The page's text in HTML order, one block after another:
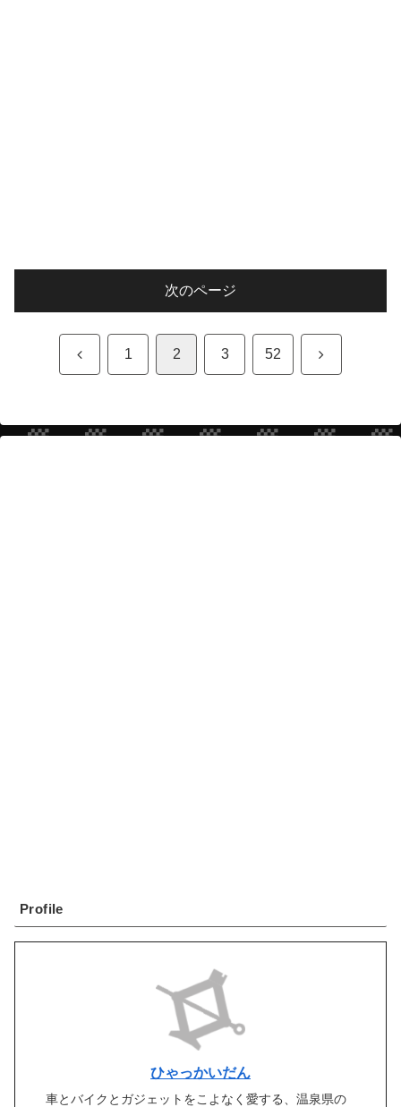
次のページ
前 1 2 3 52 次
Profile
ひゃっかいだん
車とバイクとガジェットをこよなく愛する、温泉県の